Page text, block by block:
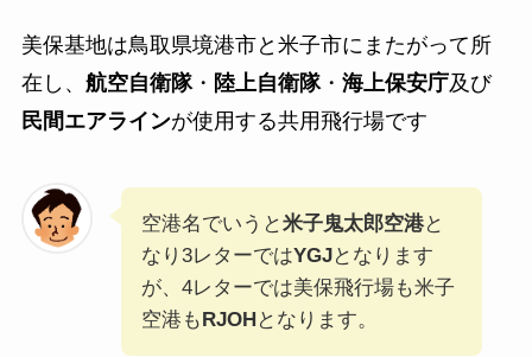
美保基地は鳥取県境港市と米子市にまたがって所
在し、 航空自衛隊・ 陸上自衛隊・ 海上保安庁及び
民間エアラインが使用する共用飛行場です
空港名でいうと米子鬼太郎空港と
なり3レターではYGJとなります
が、4レターでは美保飛行場も米子
空港もRJOHとなります。